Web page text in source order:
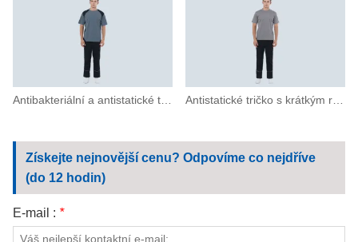
Antibakteriální a antistatické tričko s krátkým rukávem Antistatické tričko s krátkým rukávem a kulatým výstřihem
Získejte nejnovější cenu? Odpovíme co nejdříve
(do 12 hodin)
E-mail : *